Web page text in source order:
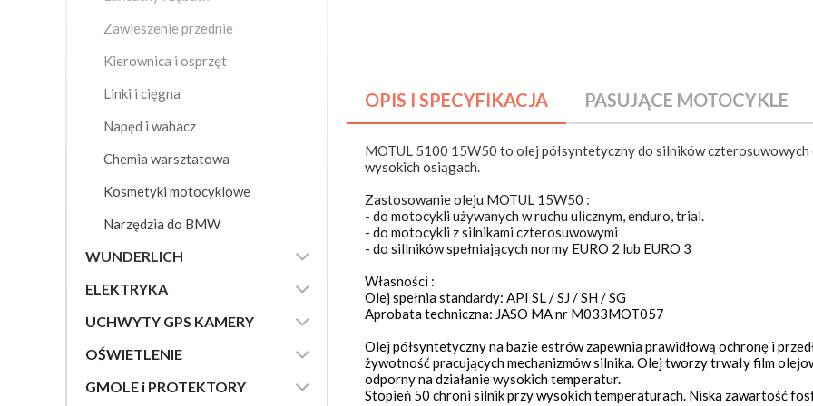
Zawieszenie przednie
Kierownica i osprzęt
Linki i cięgna
Napęd i wahacz
Chemia warsztatowa
Kosmetyki motocyklowe
Narzędzia do BMW

WUNDERLICH

ELEKTRYKA

UCHWYTY GPS KAMERY

OŚWIETLENIE

GMOLE i PROTEKTORY
BMW K1100LT
BMW K1200GT 2001-2005
BMW K1200LT 2004+
BMW K1200RS 1997+
BMW K75
BMW K75 /2
BMW K75C
BMW K75RT
BMW R1150GS
BMW R1150R
BMW R1150RS
BMW R1150RT
BMW R1200C 1997+
BMW R1200C 2003+
BMW R1200C Montauk
OPIS I SPECYFIKACJA PASUJĄCE MOTOCYKLE
MOTUL 5100 15W50 to olej półsyntetyczny do silników czterosuwowych
wysokich osiągach.
Zastosowanie oleju MOTUL 15W50 :
- do motocykli używanych w ruchu ulicznym, enduro, trial.
- do motocykli z silnikami czterosuwowymi
- do sillników spełniających normy EURO 2 lub EURO 3
Własności :
Olej spełnia standardy: API SL / SJ / SH / SG
Aprobata techniczna: JASO MA nr M033MOT057
Olej półsyntetyczny na bazie estrów zapewnia prawidłową ochronę i
żywotność pracujących mechanizmów silnika. Olej tworzy trwały film
odporny na działanie wysokich temperatur.
Stopień 50 chroni silnik przy wysokich temperaturach. Niska zawartość